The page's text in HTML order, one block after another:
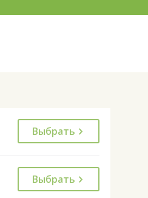
Выбрать
Выбрать